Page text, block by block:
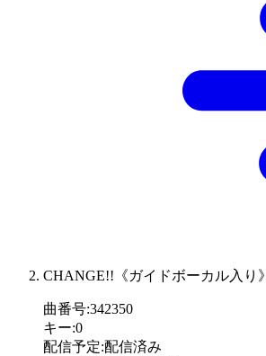
CHANGE!!《ガイドボーカル入り》
曲番号:342350
キー:0
配信予定:配信済み